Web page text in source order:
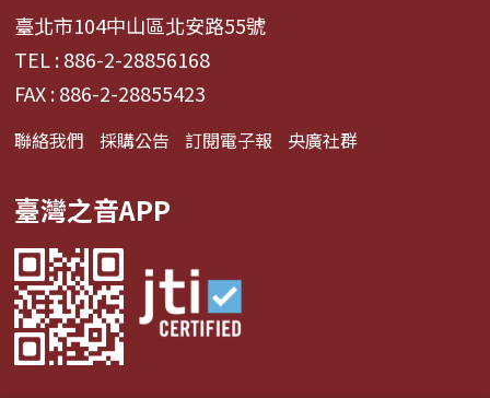
臺北市104中山區北安路55號
TEL : 886-2-28856168
FAX : 886-2-28855423
聯絡我們 採購公告 訂閱電子報 央廣社群
臺灣之音APP